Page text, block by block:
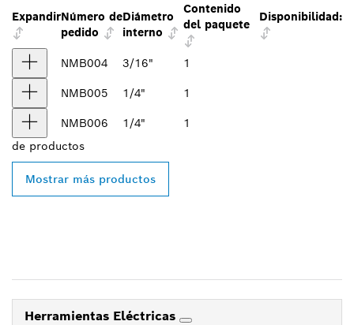
ExpandirNúmero de
pedido
Diámetro
interno
Contenido
del paquete
Disponibilidad:
NMB004 3/16" 1
NMB005 1/4" 1
NMB006 1/4"
1
de productos
Mostrar más productos
Herramientas Eléctricas